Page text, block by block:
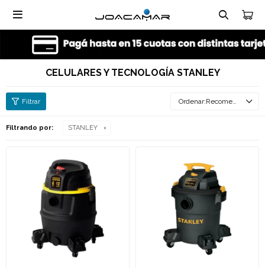

CELULARES Y TECNOLOGÍA STANLEY
Recomendados
Filtrando por: STANLEY